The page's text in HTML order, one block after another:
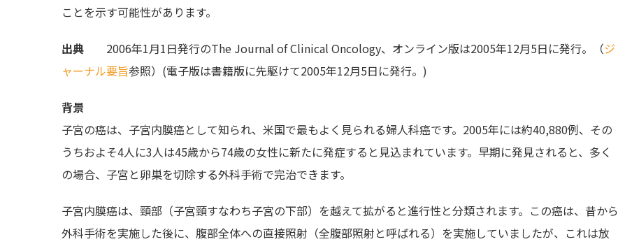
ことを示す可能性があります。
出典 2006年1月1日発行のThe Journal of Clinical Oncology、オンライン版は2005年12月5日に発行。（ジ
ャーナル要旨参照）(電子版は書籍版に先駆けて2005年12月5日に発行。)
背景
子宮の癌は、子宮内膜癌として知られ、米国で最もよく見られる婦人科癌です。2005年には約40,880例、その
うちおよそ4人に3人は45歳から74歳の女性に新たに発症すると見込まれています。早期に発見されると、多く
の場合、子宮と卵巣を切除する外科手術で完治できます。
子宮内膜癌は、頸部（子宮頸すなわち子宮の下部）を越えて拡がると進行性と分類されます。この癌は、昔から
外科手術を実施した後に、腹部全体への直接照射（全腹部照射と呼ばれる）を実施していましたが、これは放